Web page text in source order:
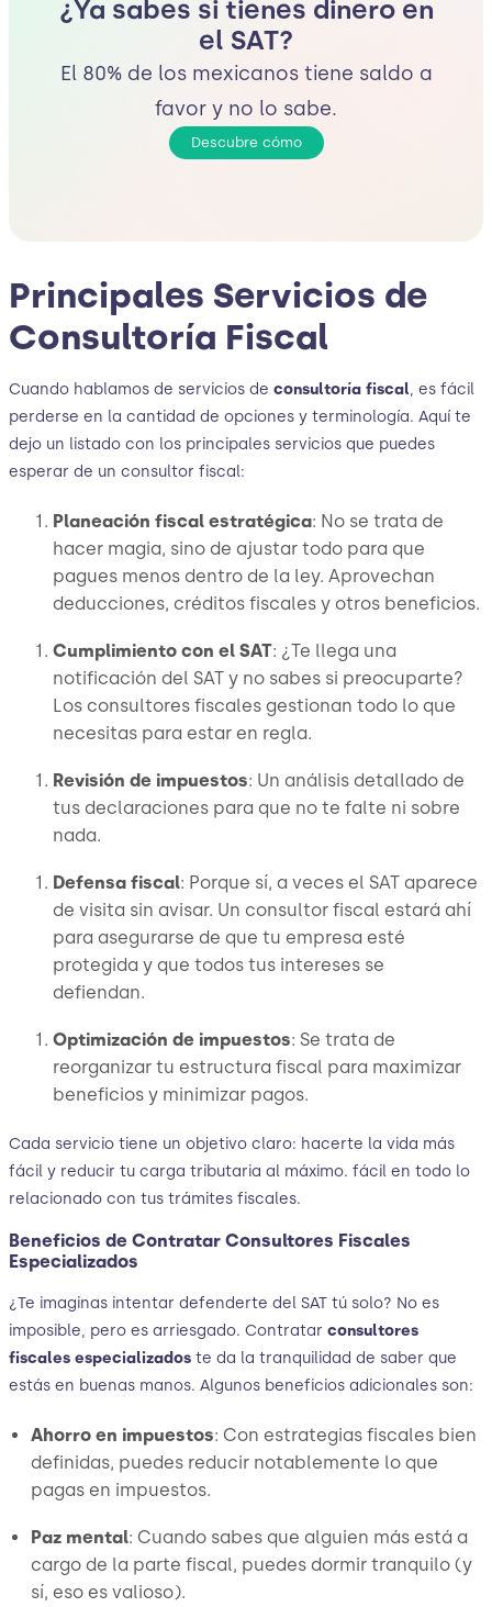
¿Ya sabes si tienes dinero en
el SAT?
El 80% de los mexicanos tiene saldo a
favor y no lo sabe.
Descubre cómo
Principales Servicios de
Consultoría Fiscal
Cuando hablamos de servicios de consultoría fiscal, es fácil
perderse en la cantidad de opciones y terminología. Aquí te
dejo un listado con los principales servicios que puedes
esperar de un consultor fiscal:
Planeación fiscal estratégica: No se trata de
hacer magia, sino de ajustar todo para que
pagues menos dentro de la ley. Aprovechan
deducciones, créditos fiscales y otros beneficios.
Cumplimiento con el SAT: ¿Te llega una
notificación del SAT y no sabes si preocuparte?
Los consultores fiscales gestionan todo lo que
necesitas para estar en regla.
Revisión de impuestos: Un análisis detallado de
tus declaraciones para que no te falte ni sobre
nada.
Defensa fiscal: Porque sí, a veces el SAT aparece
de visita sin avisar. Un consultor fiscal estará ahí
para asegurarse de que tu empresa esté
protegida y que todos tus intereses se
defiendan.
Optimización de impuestos: Se trata de
reorganizar tu estructura fiscal para maximizar
beneficios y minimizar pagos.
Cada servicio tiene un objetivo claro: hacerte la vida más
fácil y reducir tu carga tributaria al máximo. fácil en todo lo
relacionado con tus trámites fiscales.
Beneficios de Contratar Consultores Fiscales
Especializados
¿Te imaginas intentar defenderte del SAT tú solo? No es
imposible, pero es arriesgado. Contratar consultores
fiscales especializados te da la tranquilidad de saber que
estás en buenas manos. Algunos beneficios adicionales son:
Ahorro en impuestos: Con estrategias fiscales bien
definidas, puedes reducir notablemente lo que
pagas en impuestos.
Paz mental: Cuando sabes que alguien más está a
cargo de la parte fiscal, puedes dormir tranquilo (y
sí, eso es valioso).